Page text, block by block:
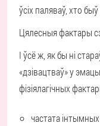
ўсіх паляваў, хто
Цялесныя фактары
І ўсё ж, як бы ні
«дзівацтваў» у
фізіялагічных
частата